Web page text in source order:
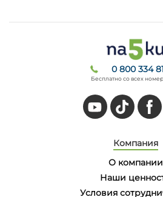
0 800 334
Бесплатно со всех
Компания
О компании
Наши
Условия